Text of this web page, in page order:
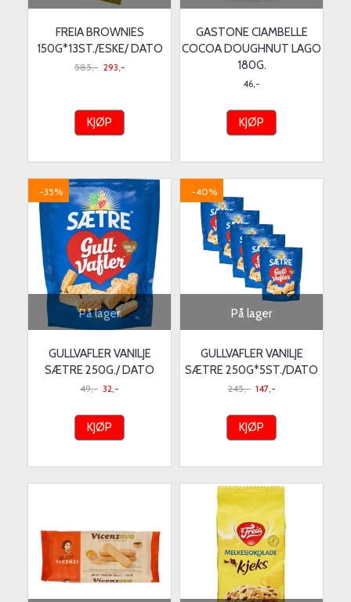
FREIA BROWNIES
150G*13ST./ESKE/ DATO
585,- 293,-
KJØP
GASTONE CIAMBELLE
COCOA DOUGHNUT LAGO
180G.
46,-
KJØP
På lager
-35%
GULLVAFLER VANILJE
SÆTRE 250G./ DATO
49,- 32,-
KJØP
På lager
-40%
GULLVAFLER VANILJE
SÆTRE 250G*5ST./DATO
245,- 147,-
KJØP